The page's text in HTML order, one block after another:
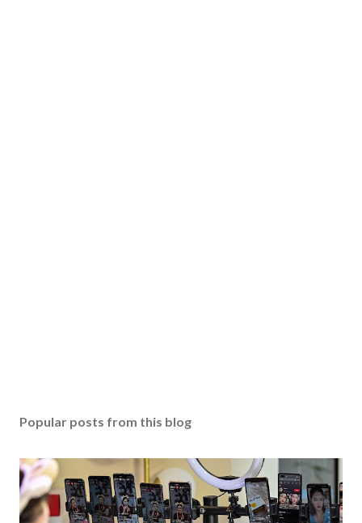
Popular posts from this blog